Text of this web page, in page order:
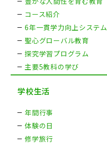
コース紹介
6年一貫学力向上システム
聖心グローバル教育
探究学習プログラム
主要5教科の学び
学校生活
年間行事
体験の日
修学旅行